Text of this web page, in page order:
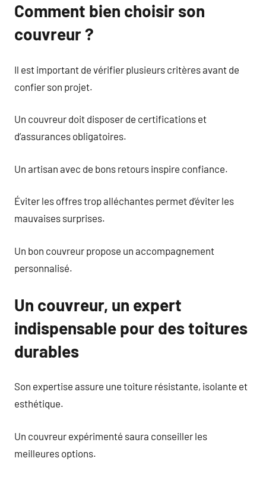
Comment bien choisir son
couvreur ?
Il est important de vérifier plusieurs critères avant de
confier son projet.
Un couvreur doit disposer de certifications et
d’assurances obligatoires.
Un artisan avec de bons retours inspire confiance.
Éviter les offres trop alléchantes permet d’éviter les
mauvaises surprises.
Un bon couvreur propose un accompagnement
personnalisé.
Un couvreur, un expert
indispensable pour des toitures
durables
Son expertise assure une toiture résistante, isolante et
esthétique.
Un couvreur expérimenté saura conseiller les
meilleures options.